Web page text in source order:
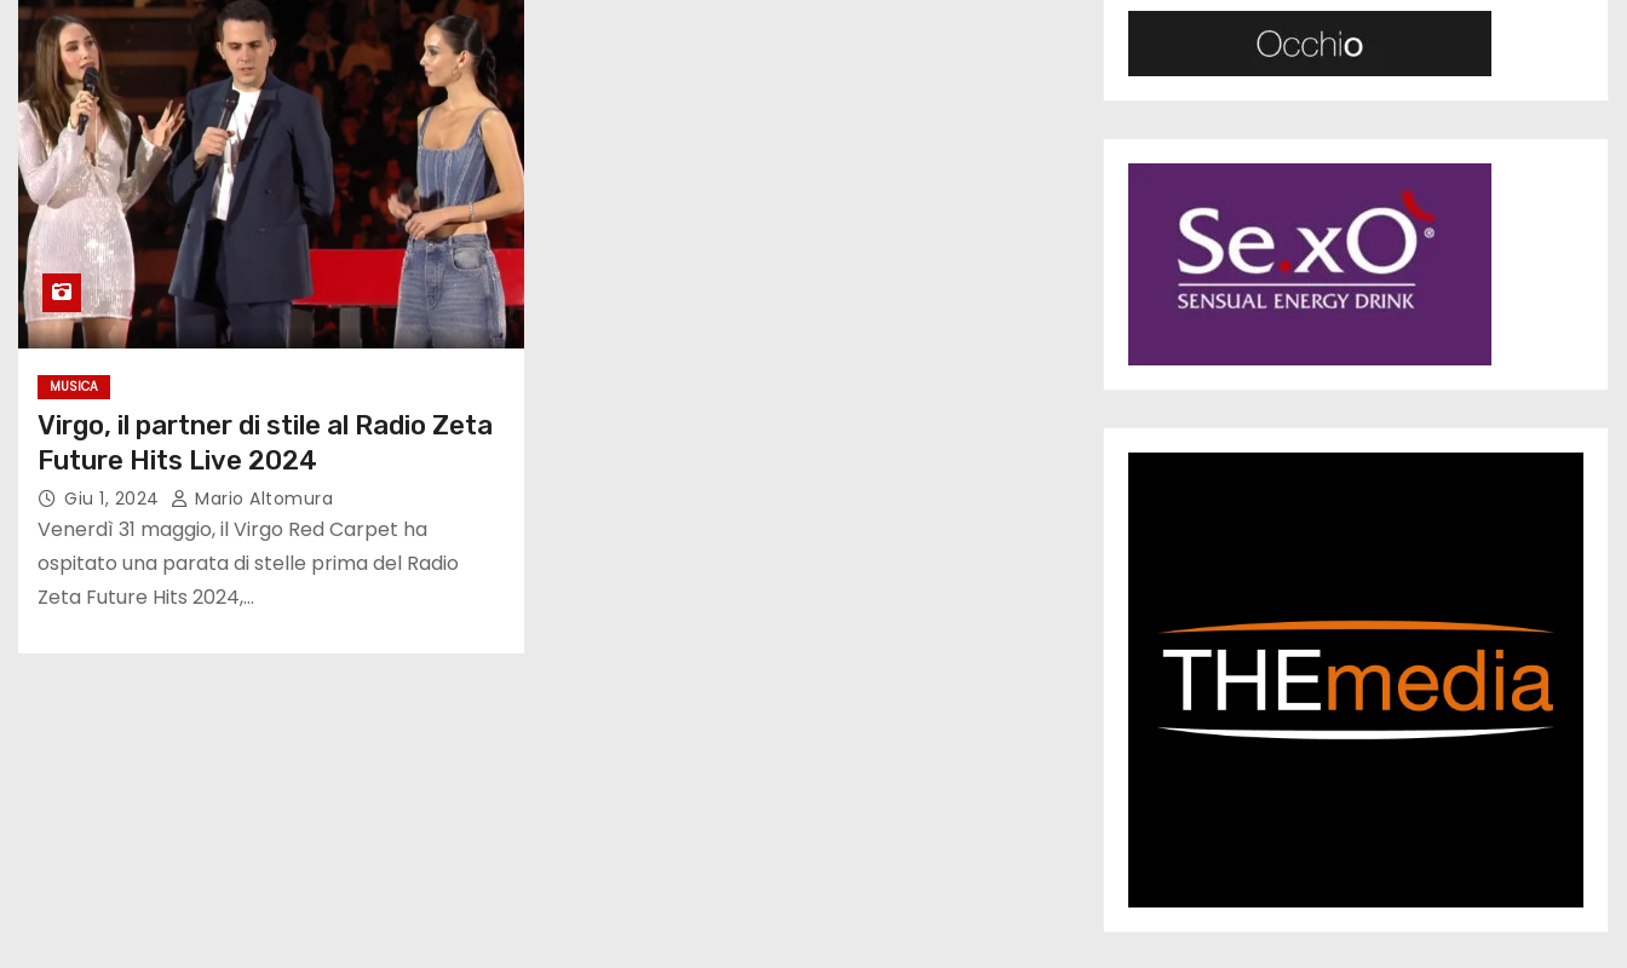
MUSICA
Virgo, il partner di stile al Radio Zeta
Future Hits Live 2024
Giu 1, 2024 Mario Altomura
Venerdì 31 maggio, il Virgo Red Carpet ha
ospitato una parata di stelle prima del Radio
Zeta Future Hits 2024,…